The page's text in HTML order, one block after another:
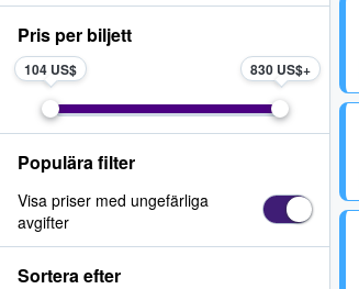
Pris per biljett
104 US$ 830 US$
Populära filter
Visa priser med ungefärliga
avgifter
Sortera efter